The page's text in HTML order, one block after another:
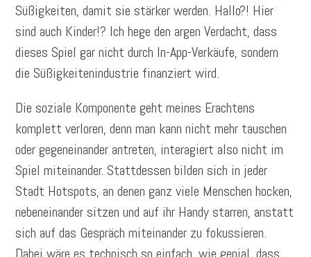
Süßigkeiten, damit sie stärker werden. Hallo?! Hier
sind auch Kinder!? Ich hege den argen Verdacht, dass
dieses Spiel gar nicht durch In-App-Verkäufe, sondern
die Süßigkeitenindustrie finanziert wird.
Die soziale Komponente geht meines Erachtens
komplett verloren, denn man kann nicht mehr tauschen
oder gegeneinander antreten, interagiert also nicht im
Spiel miteinander. Stattdessen bilden sich in jeder
Stadt Hotspots, an denen ganz viele Menschen hocken,
nebeneinander sitzen und auf ihr Handy starren, anstatt
sich auf das Gespräch miteinander zu fokussieren.